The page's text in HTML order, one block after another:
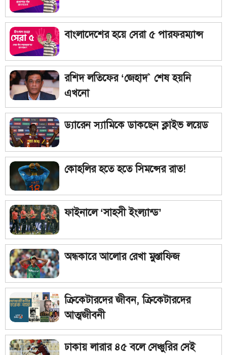
বাংলাদেশের হয়ে সেরা ৫ পারফরম্যান্স
রশিদ লতিফের ‘জেহাদ` শেষ হয়নি
এখনো
ড্যারেন স্যামিকে ডাকছেন ক্লাইভ লয়েড
কোহলির হতে হতে সিমন্সের রাত!
ফাইনালে ‘সাহসী ইংল্যান্ড’
অন্ধকারে আলোর রেখা মুস্তাফিজ
ক্রিকেটারদের জীবন, ক্রিকেটারদের
আত্মজীবনী
ঢাকায় লারার ৪৫ বলে সেঞ্চুরির সেই